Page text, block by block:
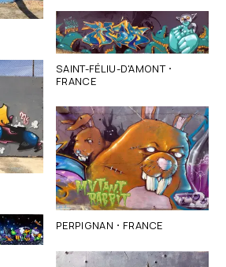
SAINT-FÉLIU-D'AMONT ·
FRANCE
PERPIGNAN · FRANCE